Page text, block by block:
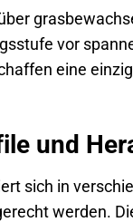
vor
eine
und
sich in
werden.